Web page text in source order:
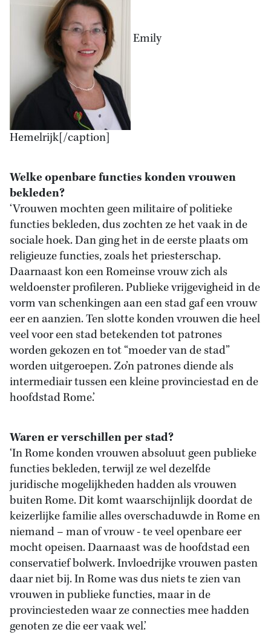
Emily
Hemelrijk[/caption]
Welke openbare functies konden vrouwen
bekleden?
‘Vrouwen mochten geen militaire of politieke
functies bekleden, dus zochten ze het vaak in de
sociale hoek. Dan ging het in de eerste plaats om
religieuze functies, zoals het priesterschap.
Daarnaast kon een Romeinse vrouw zich als
weldoenster profileren. Publieke vrijgevigheid in de
vorm van schenkingen aan een stad gaf een vrouw
eer en aanzien. Ten slotte konden vrouwen die heel
veel voor een stad betekenden tot patrones
worden gekozen en tot “moeder van de stad”
worden uitgeroepen. Zo’n patrones diende als
intermediair tussen een kleine provinciestad en de
hoofdstad Rome.’
Waren er verschillen per stad?
‘In Rome konden vrouwen absoluut geen publieke
functies bekleden, terwijl ze wel dezelfde
juridische mogelijkheden hadden als vrouwen
buiten Rome. Dit komt waarschijnlijk doordat de
keizerlijke familie alles overschaduwde in Rome en
niemand – man of vrouw - te veel openbare eer
mocht opeisen. Daarnaast was de hoofdstad een
conservatief bolwerk. Invloedrijke vrouwen pasten
daar niet bij. In Rome was dus niets te zien van
vrouwen in publieke functies, maar in de
provinciesteden waar ze connecties mee hadden
genoten ze die eer vaak wel.’